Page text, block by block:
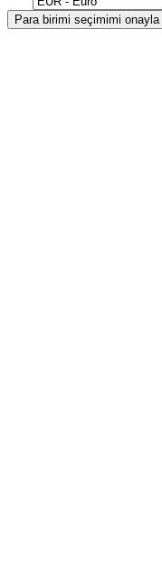
Para birimi seçimimi onayla